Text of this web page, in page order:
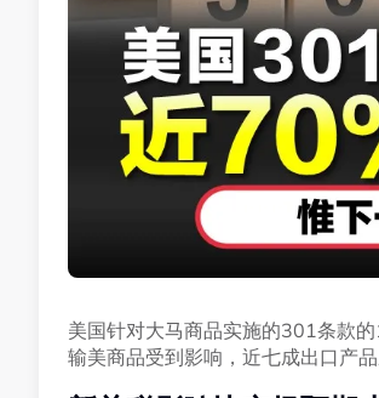
美国针对大马商品实施的301条款
输美商品受到影响，近七成出口产品